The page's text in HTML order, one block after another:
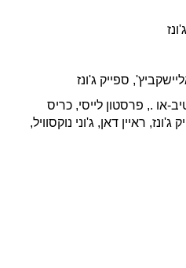
ג'ונז
, ספייק ג'ונז
או .
, פרסטון לייסי, כריס
ג'ונז, ראיין דאן, ג'וני נוקסוויל,